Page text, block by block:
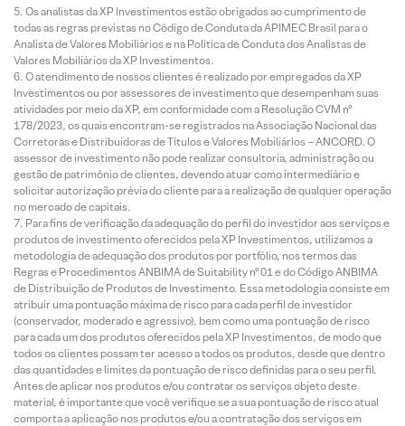
Os analistas da XP Investimentos estão obrigados ao cumprimento de
todas as regras previstas no Código de Conduta da APIMEC Brasil para o
Analista de Valores Mobiliários e na Política de Conduta dos Analistas de
Valores Mobiliários da XP Investimentos.
O atendimento de nossos clientes é realizado por empregados da XP
Investimentos ou por assessores de investimento que desempenham suas
atividades por meio da XP, em conformidade com a Resolução CVM nº
178/2023, os quais encontram-se registrados na Associação Nacional das
Corretoras e Distribuidoras de Títulos e Valores Mobiliários – ANCORD. O
assessor de investimento não pode realizar consultoria, administração ou
gestão de patrimônio de clientes, devendo atuar como intermediário e
solicitar autorização prévia do cliente para a realização de qualquer operação
no mercado de capitais.
Para fins de verificação da adequação do perfil do investidor aos serviços e
produtos de investimento oferecidos pela XP Investimentos, utilizamos a
metodologia de adequação dos produtos por portfólio, nos termos das
Regras e Procedimentos ANBIMA de Suitability nº 01 e do Código ANBIMA
de Distribuição de Produtos de Investimento. Essa metodologia consiste em
atribuir uma pontuação máxima de risco para cada perfil de investidor
(conservador, moderado e agressivo), bem como uma pontuação de risco
para cada um dos produtos oferecidos pela XP Investimentos, de modo que
todos os clientes possam ter acesso a todos os produtos, desde que dentro
das quantidades e limites da pontuação de risco definidas para o seu perfil.
Antes de aplicar nos produtos e/ou contratar os serviços objeto deste
material, é importante que você verifique se a sua pontuação de risco atual
comporta a aplicação nos produtos e/ou a contratação dos serviços em